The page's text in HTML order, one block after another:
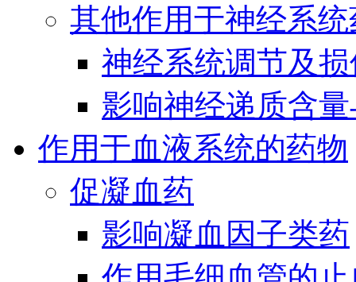
其他作用于神经系统
神经系统调节及
影响神经递质含
作用于血液系统的药物
促凝血药
影响凝血因子类药